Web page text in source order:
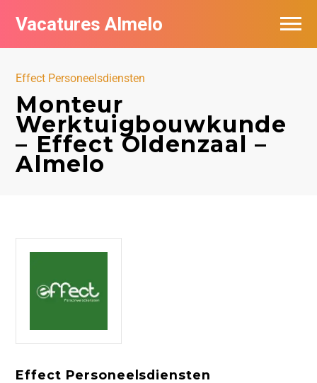
Vacatures Almelo
Effect Personeelsdiensten
Monteur
Werktuigbouwkunde
– Effect Oldenzaal –
Almelo
Effect Personeelsdiensten
Vacatures per bedrijf
Nieuwsbrief feed